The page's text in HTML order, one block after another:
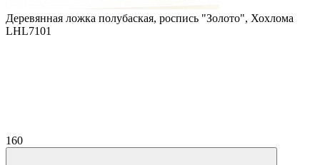
Деревянная ложка полубаская, роспись "Золото", Хохлома
LHL7101
160